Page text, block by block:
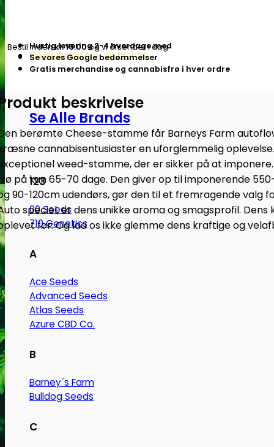
Cannabisavlere -og brands
Se Alle Brands
123
00 Seeds
710 Genetics
A
Ace Seeds
Advanced Seeds
Atlas Seeds
Azure CBD Co.
B
Barney´s Farm
Bulldog Seeds
C
Barney's
Farm
Bestil indenkl. 16.00og vi afsender i dag
Hurtig levering 2-4 hverdage med
Se vores Google bedømmelser
Gratis merchandise og cannabisfrø i hver ordre
beskrivelse
berømte Cheese-stamme får Barneys Farm
cannabisentusiaster en uforglemmelig
weed-stamme, der er sikker på at
på kun 65-70 dage. Den giver op til imponerende
90-120cm udendørs, gør den til et fremragende valg
speciel, er dens unikke aroma og smagsprofil.
før. Og lad os ikke glemme dens kraftige og